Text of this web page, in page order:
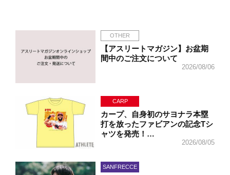
OTHER
【アスリートマガジン】お盆期
間中のご注文について
2026/08/06
CARP
カープ、自身初のサヨナラ本塁
打を放ったファビアンの記念Tシ
ャツを発売！…
2026/08/05
SANFRECCE